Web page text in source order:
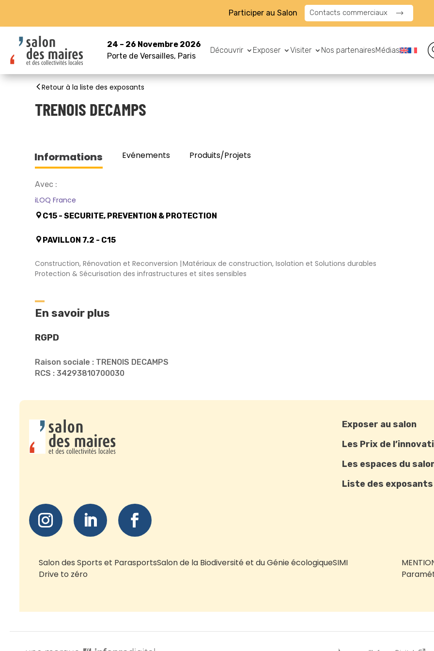
Participer au Salon Contacts commerciaux
24 – 26 Novembre 2026
Porte de Versailles, Paris
Découvrir Exposer Visiter Nos partenairesMédias
Retour à la liste des exposants
TRENOIS DECAMPS
Informations Evénements Produits/Projets
Avec :
iLOQ France
C15 - SECURITE, PREVENTION & PROTECTION
PAVILLON 7.2 - C15
Construction, Rénovation et Reconversion Matériaux de construction, Isolation et Solutions durables
Protection & Sécurisation des infrastructures et sites sensibles
En savoir plus
RGPD
Raison sociale : TRENOIS DECAMPS
RCS : 34293810700030
Exposer au salon
Les Prix de
Les espaces du
Liste des exposants
Salon des Sports et ParasportsSalon de la Biodiversité et du Génie écologiqueSIMI
Drive to zéro